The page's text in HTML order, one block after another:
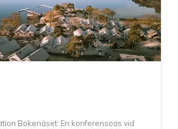
Bokenäset: En konferensoas vid